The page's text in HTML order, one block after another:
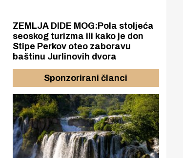
ZEMLJA DIDE MOG:Pola stoljeća
seoskog turizma ili kako je don
Stipe Perkov oteo zaboravu
baštinu Jurlinovih dvora
Sponzorirani članci